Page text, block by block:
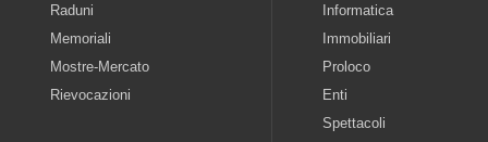
Raduni
Memoriali
Mostre-Mercato
Rievocazioni
Informatica
Immobiliari
Proloco
Enti
Spettacoli